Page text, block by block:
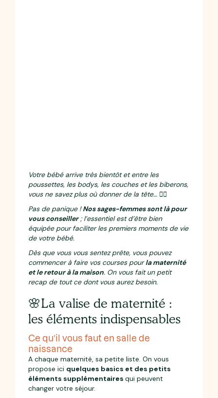
Votre bébé arrive très bientôt et entre les
poussettes, les bodys, les couches et les biberons,
vous ne savez plus où donner de la tête… 😵‍💫
Pas de panique !Nos sages-femmes sont là pour
vous conseiller; l’essentiel est d’être bien
équipée pour faciliter les premiers moments de vie
de votre bébé.
Dès que vous vous sentez prête, vous pouvez
commencer à faire vos courses pourla maternité
et le retour à la maison. On vous fait un petit
recap de tout ce dont vous aurez besoin.
🌸La valise de maternité :
les éléments indispensables
Ce qu’il vous faut en salle de
naissance
A chaque maternité, sa petite liste. On vous
propose ici quelques basics et des petits
éléments supplémentairesqui peuvent
changer votre séjour.